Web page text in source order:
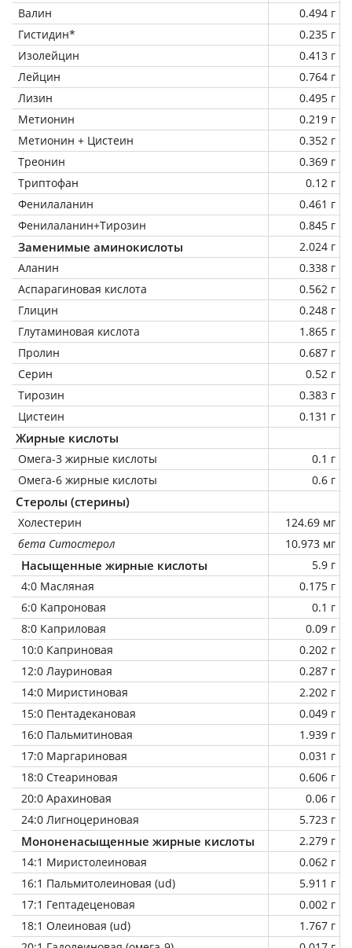
Валин
0.494 г
Гистидин*
0.235 г
Изолейцин
0.413 г
Лейцин
0.764 г
Лизин
0.495 г
Метионин
0.219 г
Метионин + Цистеин
0.352 г
Треонин
0.369 г
Триптофан
0.12 г
Фенилаланин
0.461 г
Фенилаланин+Тирозин
0.845 г
Заменимые аминокислоты
2.024 г
Аланин
0.338 г
Аспарагиновая кислота
0.562 г
Глицин
0.248 г
Глутаминовая кислота
1.865 г
Пролин
0.687 г
Серин
0.52 г
Тирозин
0.383 г
Цистеин
0.131 г
Жирные кислоты
Омега-3 жирные кислоты
0.1 г
Омега-6 жирные кислоты
0.6 г
Стеролы (стерины)
Холестерин
124.69 мг
бета Ситостерол
10.973 мг
Насыщенные жирные кислоты
5.9 г
4:0 Масляная
0.175 г
6:0 Капроновая
0.1 г
8:0 Каприловая
0.09 г
10:0 Каприновая
0.202 г
12:0 Лауриновая
0.287 г
14:0 Миристиновая
2.202 г
15:0 Пентадекановая
0.049 г
16:0 Пальмитиновая
1.939 г
17:0 Маргариновая
0.031 г
18:0 Стеариновая
0.606 г
20:0 Арахиновая
0.06 г
24:0 Лигноцериновая
5.723 г
Мононенасыщенные жирные кислоты
2.279 г
14:1 Миристолеиновая
0.062 г
16:1 Пальмитолеиновая (ud)
5.911 г
17:1 Гептадеценовая
0.002 г
18:1 Олеиновая (ud)
1.767 г